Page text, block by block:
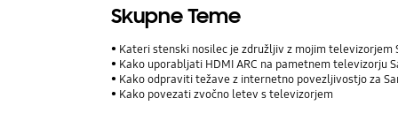
Skupne Teme
Kateri stenski nosilec je združljiv z mojim televizorjem
Kako uporabljati HDMI ARC na pametnem televizorju
Kako odpraviti težave z internetno povezljivostjo za
Kako povezati zvočno letev s televizorjem